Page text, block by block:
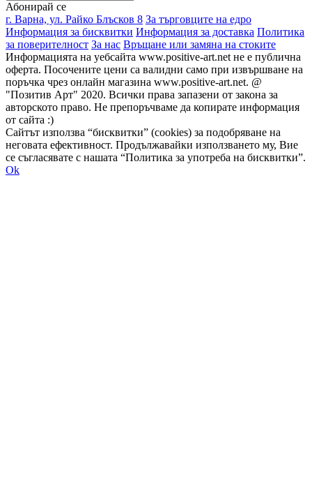
Абонирай се
г. Варна, ул. Райко Блъсков 8 За търговците на едро
Информация за бисквитки Информация за доставка Политика
за поверителност За нас Връщане или замяна на стоките
Информацията на уебсайта www.positive-art.net не е публична
оферта. Посочените цени са валидни само при извършване на
поръчка чрез онлайн магазина www.positive-art.net. @
"Позитив Арт" 2020. Всички права запазени от закона за
авторското право. Не препоръчваме да копирате информация
от сайта :)
Сайтът използва “бисквитки” (cookies) за подобряване на
неговата ефективност. Продължавайки използването му, Вие
се съгласявате с нашата “Политика за употреба на бисквитки”.
Ok